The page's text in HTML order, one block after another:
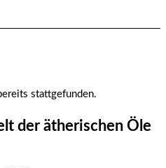
stattgefunden.
der ätherischen Öle